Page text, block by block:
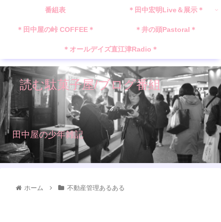
読む駄菓子屋/ブログ番組
田中屋の少年雑記
番組表 ＊田中宏明Live＆展示＊
＊田中屋の峠 COFFEE＊ ＊井の頭Pastoral＊
＊オールデイズ直江津Radio＊
ホーム 不動産管理あるある